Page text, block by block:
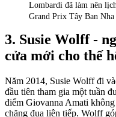
Lombardi đã làm nên
Grand Prix Tây Ban
Susie Wolff -
cửa mới cho thế
Năm 2014, Susie Wolff đi
đầu tiên tham gia một tuần
điểm Giovanna Amati
chặng đua liên tiếp. Wolff